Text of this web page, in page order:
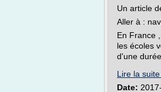
Un article
Aller à :
En France
les écoles
d'une
Lire la suite
Date: